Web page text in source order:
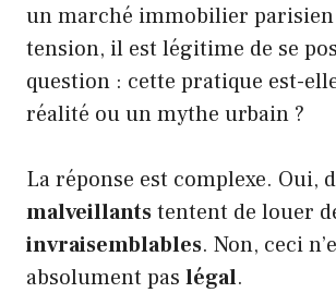
un marché immobilier parisien
tension, il est légitime de se
question : cette pratique est-
réalité ou un mythe urbain ?
La réponse est complexe. Oui,
malveillantstentent de louer
invraisemblables. Non, ceci
absolument pas légal.